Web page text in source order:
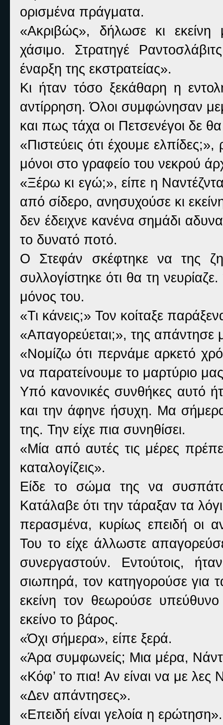
ορισμένα πράγματα.
«Ακριβώς», δήλωσε κι
χάσιμο. Στρατηγέ
έναρξη της εκστρατείας».
Κι ήταν τόσο ξεκάθαρη η
αντίρρηση. Όλοι συμφώνησαν
και πως τάχα οι Πετσενέγοι δε
«Πιστεύεις ότι έχουμε
μόνοι στο γραφείο του νεκρού
«Ξέρω κι εγώ;», είπε η
από σίδερο, ανησυχούσε κι
δεν έδειχνε κανένα σημάδι
το δυνατό ποτό.
Ο Στεφάν σκέφτηκε να της
συλλογίστηκε ότι θα τη
μόνος του.
«Τι κάνεις;» Τον κοίταξε
«Απαγορεύεται;», της απάντησε
«Νομίζω ότι περνάμε αρκετό
να παρατείνουμε το μαρτύριο
Υπό κανονικές συνθήκες αυτό
και την άφηνε ήσυχη. Μα
της. Την είχε πια συνηθίσει.
«Μία από αυτές τις μέρες
καταλογίζεις».
Είδε το σώμα της να
Κατάλαβε ότι την τάραξαν τα
περασμένα, κυρίως επειδή οι
Του το είχε άλλωστε
συνεργαστούν. Εντούτοις,
σιωπηρά, τον κατηγορούσε για
εκείνη τον θεωρούσε
εκείνο το βάρος.
«Όχι σήμερα», είπε ξερά.
«Άρα συμφωνείς; Μια μέρα,
«Κόφ’ το πια! Αν είναι να με λες
«Δεν απάντησες».
«Επειδή είναι γελοία η ερώτηση».